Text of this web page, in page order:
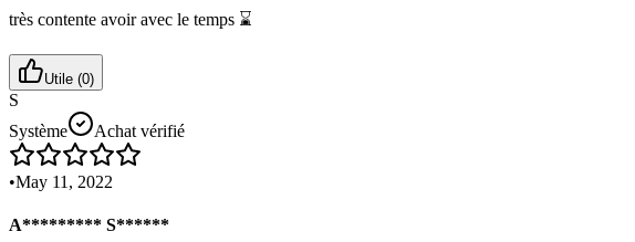
très contente avoir avec le temps ⌛
Utile (0)
S
Système
Achat vérifié
•May 11, 2022
A********* S******